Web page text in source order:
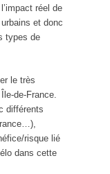
réel de
et donc
types de
le très
de-France.
différents
risque lié
dans cette